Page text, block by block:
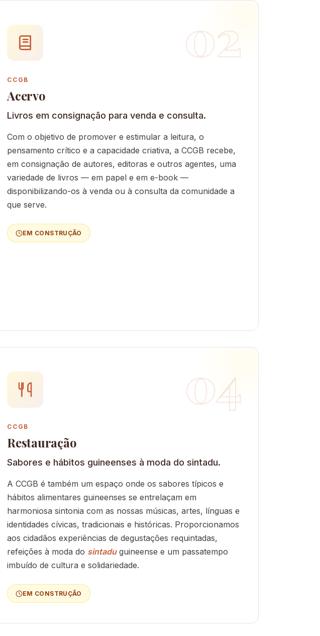
02
CCGB
Acervo
Livros em consignação para venda e consulta.
Com o objetivo de promover e estimular a leitura, o
pensamento crítico e a capacidade criativa, a CCGB recebe,
em consignação de autores, editoras e outros agentes, uma
variedade de livros — em papel e em e-book —
disponibilizando-os à venda ou à consulta da comunidade a
que serve.
EM CONSTRUÇÃO
04
CCGB
Restauração
Sabores e hábitos guineenses à moda do sintadu.
A CCGB é também um espaço onde os sabores típicos e
hábitos alimentares guineenses se entrelaçam em
harmoniosa sintonia com as nossas músicas, artes, línguas e
identidades cívicas, tradicionais e históricas. Proporcionamos
aos cidadãos experiências de degustações requintadas,
refeições à moda do sintaduguineense e um passatempo
imbuído de cultura e solidariedade.
EM CONSTRUÇÃO